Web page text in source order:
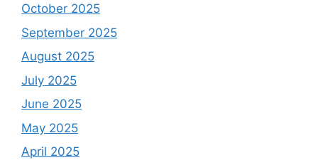
October 2025
September 2025
August 2025
July 2025
June 2025
May 2025
April 2025